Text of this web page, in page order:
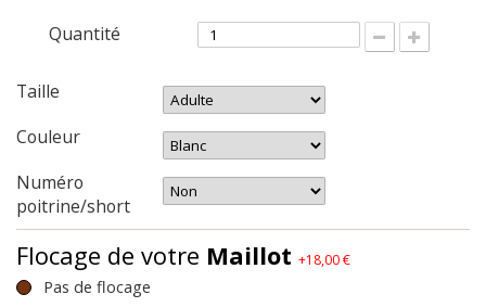
Quantité
Taille
Couleur
Numéro
poitrine/short
Flocage de votre Maillot +18,00 €
Pas de flocage